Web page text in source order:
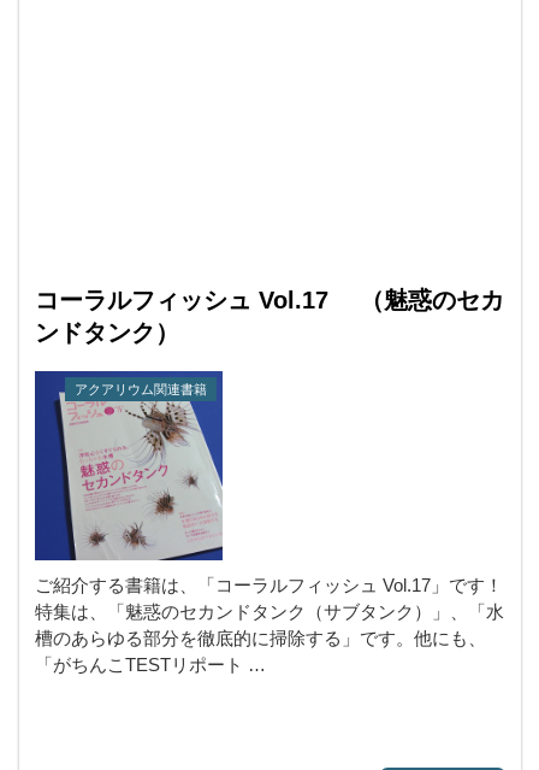
コーラルフィッシュ Vol.17 （魅惑のセカ
ンドタンク）
アクアリウム関連書籍
ご紹介する書籍は、「コーラルフィッシュ Vol.17」です！
特集は、「魅惑のセカンドタンク（サブタンク）」、「水
槽のあらゆる部分を徹底的に掃除する」です。他にも、
「がちんこTESTリポート …